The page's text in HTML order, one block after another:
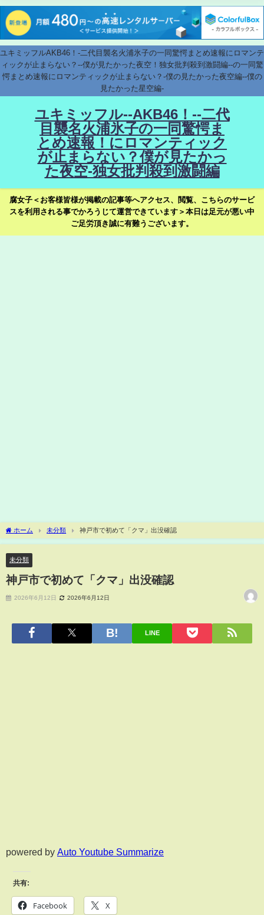
ユキミッフルAKB46！-二代目襲名火浦氷子の一同驚愕まとめ速報にロマンテ
ィックが止まらない？--僕が見たかった夜空！独女批判殺到激闘編--の一同驚
愕まとめ速報にロマンティックが止まらない？-僕の見たかった夜空編--僕の
見たかった星空編-
ユキミッフル--AKB46！--二代
目襲名火浦氷子の一同驚愕ま
とめ速報！にロマンティック
が止まらない？僕が見たかっ
た夜空-独女批判殺到激闘編
腐女子＜お客様皆様が掲載の記事等へアクセス、閲覧、こちらのサービ
スを利用される事でかろうじて運営できています＞本日は足元が悪い中
ご足労頂き誠に有難うございます。
ホーム 未分類 神戸市で初めて「クマ」出没確認
未分類
神戸市で初めて「クマ」出没確認
2026年6月12日 2026年6月12日
LINE
powered by Auto Youtube Summarize
共有:
Facebook X